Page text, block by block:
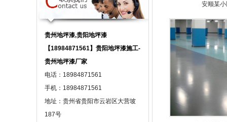
贵州地坪漆,贵阳地坪漆
【18984871561】贵阳地坪漆施工-
贵州地坪漆厂家
电话：18984871561
手机：18984871561
地址：贵州省贵阳市云岩区大营坡
187号
安顺某